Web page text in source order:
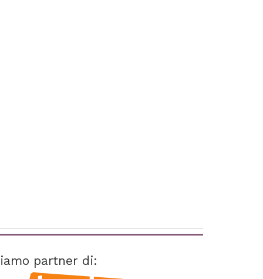
partner di: